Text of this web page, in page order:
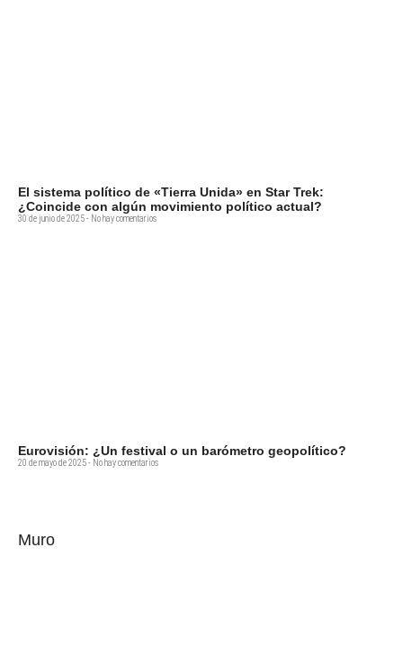
El sistema político de «Tierra Unida» en Star Trek:
¿Coincide con algún movimiento político actual?
30 de junio de 2025 No hay comentarios
Eurovisión: ¿Un festival o un barómetro geopolítico?
20 de mayo de 2025 No hay comentarios
Muro